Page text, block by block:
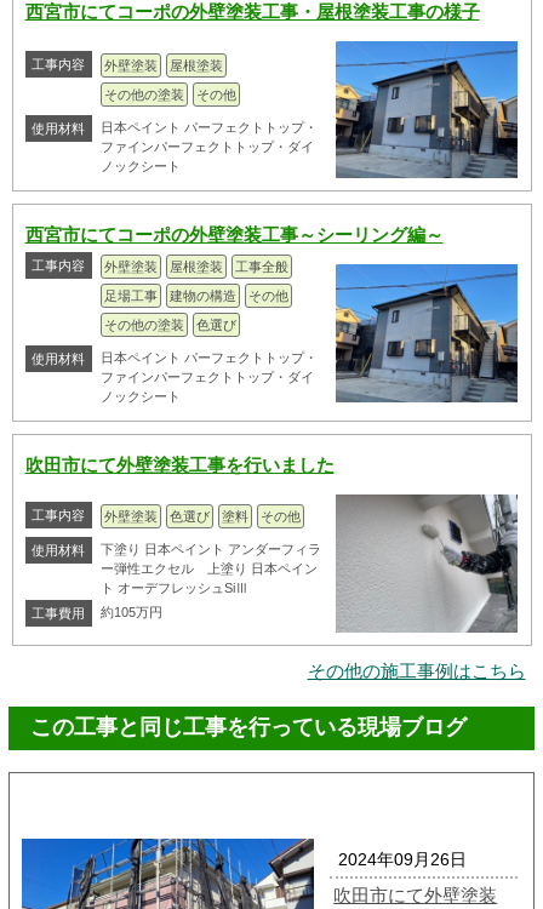
西宮市にてコーポの外壁塗装工事・屋根塗装工事の様子
工事内容 外壁塗装
屋根塗装
その他の塗装
その他
使用材料
日本ペイント パーフェクトトップ・
ファインパーフェクトトップ・ダイ
ノックシート
西宮市にてコーポの外壁塗装工事～シーリング編～
工事内容 外壁塗装 屋根塗装
工事全般
足場工事
建物の構造
その他
その他の塗装
色選び
使用材料
日本ペイント パーフェクトトップ・
ファインパーフェクトトップ・ダイ
ノックシート
吹田市にて外壁塗装工事を行いました
工事内容 外壁塗装 色選び 塗料 その他
使用材料
下塗り 日本ペイント アンダーフィラ
ー弾性エクセル 上塗り 日本ペイン
ト オーデフレッシュSiⅢ
工事費用
約105万円
その他の施工事例はこちら
この工事と同じ工事を行っている現場ブログ
2024年09月26日
吹田市にて外壁塗装